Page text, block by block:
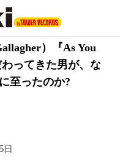
）『As You
ってきた男が、な
至ったのか?
日